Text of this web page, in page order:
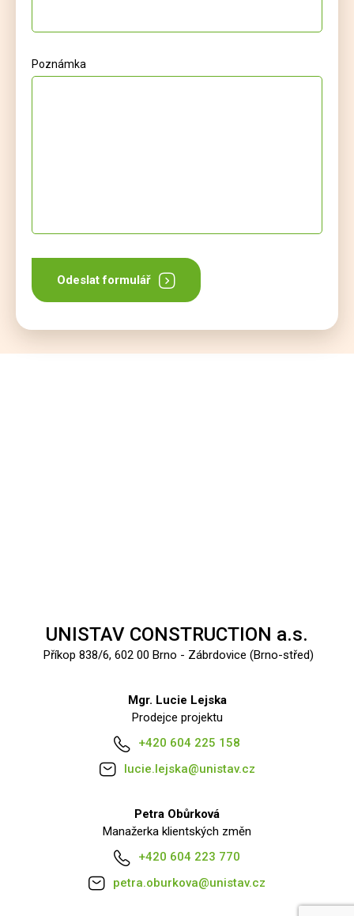
Poznámka
Odeslat formulář
UNISTAV CONSTRUCTION a.s.
Příkop 838/6, 602 00 Brno - Zábrdovice (Brno-střed)
Mgr. Lucie Lejska
Prodejce projektu
+420 604 225 158
lucie.lejska@unistav.cz
Petra Obůrková
Manažerka klientských změn
+420 604 223 770
petra.oburkova@unistav.cz